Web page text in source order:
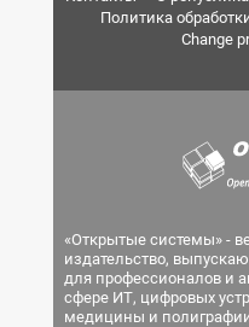
Политика
Change
«Открытые системы» -
издательство,
для профессионалов и
сфере ИТ, цифровых
медицины и